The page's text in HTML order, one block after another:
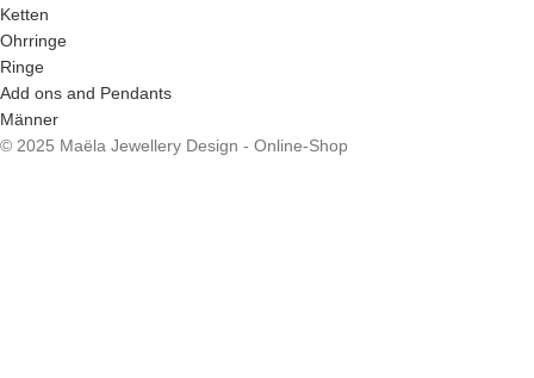
Ketten
Ohrringe
Ringe
Add ons and Pendants
Männer
© 2025 Maëla Jewellery Design - Online-Shop